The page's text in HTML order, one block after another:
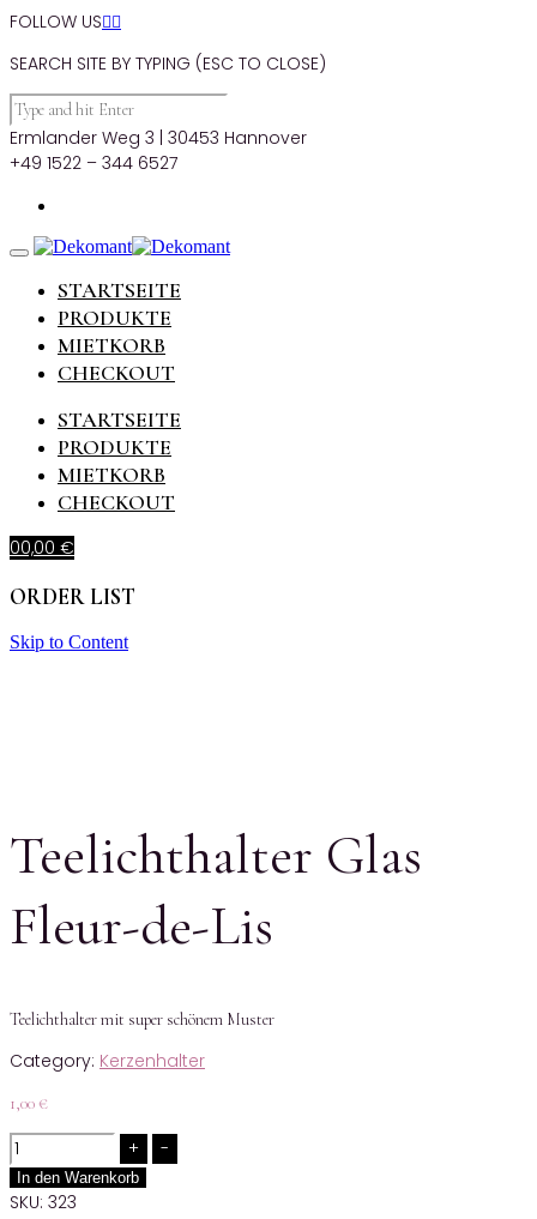
FOLLOW US
SEARCH SITE BY TYPING (ESC TO CLOSE)
Ermlander Weg 3 | 30453 Hannover
+49 1522 – 344 6527
STARTSEITE
PRODUKTE
MIETKORB
CHECKOUT
STARTSEITE
PRODUKTE
MIETKORB
CHECKOUT
00,00 €
ORDER LIST
Skip to Content
Teelichthalter Glas
Fleur-de-Lis
Teelichthalter mit super schönem Muster
Category: Kerzenhalter
1,00 €
Quantity
In den Warenkorb
SKU: 323